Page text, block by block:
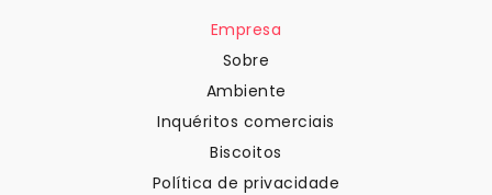
Empresa
Sobre
Ambiente
Inquéritos comerciais
Biscoitos
Política de privacidade